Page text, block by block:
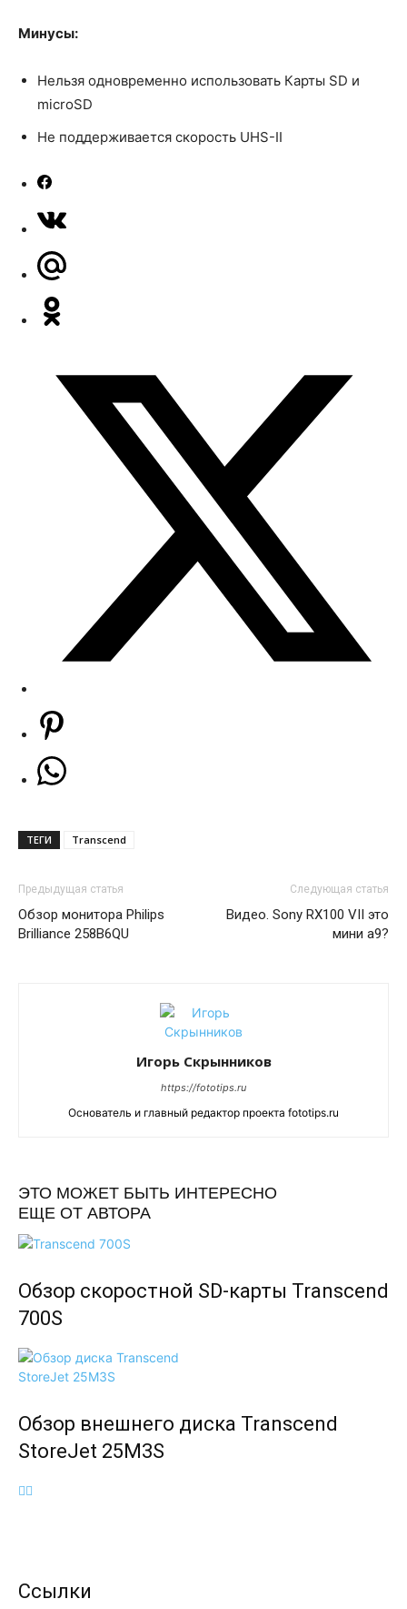
Минусы:
Нельзя одновременно использовать Карты SD и
microSD
Не поддерживается скорость UHS-II
ТЕГИ Transcend
Предыдущая статья
Обзор монитора Philips
Brilliance 258B6QU
Следующая статья
Видео. Sony RX100 VII это
мини а9?
Игорь Скрынников
https://fototips.ru
Основатель и главный редактор проекта fototips.ru
ЭТО МОЖЕТ БЫТЬ ИНТЕРЕСНО
ЕЩЕ ОТ АВТОРА
Обзор скоростной SD-карты Transcend
700S
Обзор внешнего диска Transcend
StoreJet 25M3S
Ссылки